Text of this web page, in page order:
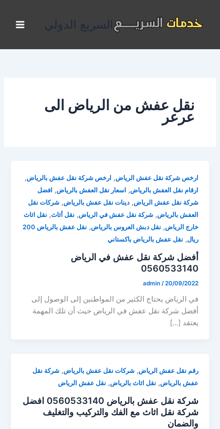
المحتوى
السريع الدولي
نقل عفش من الرياض الى
عرعر
ارخص شركة نقل عفش الرياض, ارخص شركة نقل عفش بالرياض,
ارقام نقل العفش بالرياض, اسعار نقل العفش بالرياض, افضل
شركة نقل عفش الرياض,دينات نقل عفش بالرياض,شركات نقل
العفش بالرياض,شركة نقل عفش في الرياض, نقل أثاث, نقل اثاث
خارج الرياض, نقل دبش العروس بالرياض,
نقل عفش بالرياض 200
ريال, نقل عفش بالرياض باكستاني
أفضل شركة نقل عفش في الرياض
0560533140
admin /20/09/2022
في الرياض يحتاج الكثير من المواطنين إلى الوصول إلى
أفضل شركة نقل عفش في الرياض حيث أن تلك المهمة
يعتقد […]
رقم نقل عفش الرياض,شركات نقل عفش بالرياض,شركة نقل
عفش بالرياض, نقل اثاث بالرياض, نقل عفش الرياض
شركة نقل عفش بالرياض 0560533140 افضل
شركة نقل اثاث مع الفك والتركيب والتغليف
والضمان